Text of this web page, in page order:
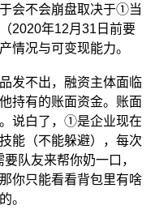
会不会崩盘取决于①当
2020年12月31日前要
况与可变现能力。
发不出，融资主体面临
持有的账面资金。账面
说白了，①是企业现在
能（不能躲避），每次
队友来帮你奶一口，
你只能看看背包里有啥
。